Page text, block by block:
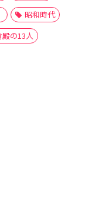
昭和時代
殿の13人